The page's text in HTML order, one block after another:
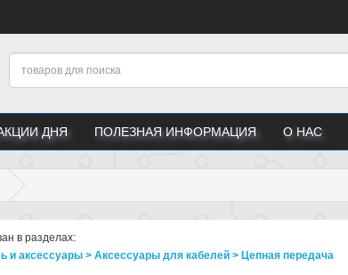
ДНЯ ПОЛЕЗНАЯ ИНФОРМАЦИЯ О НАС
в разделах:
и аксессуары > Аксессуары для кабелей > Цепная передача